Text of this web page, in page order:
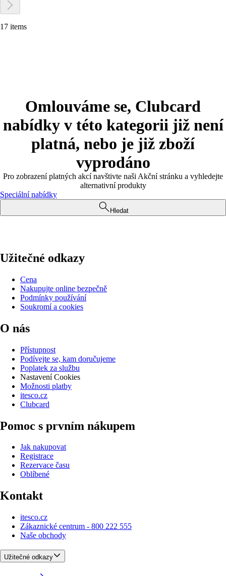
17 items
Omlouváme se, Clubcard
nabídky v této kategorii již není
platná, nebo je již zboží
vyprodáno
Pro zobrazení platných akcí navštivte naši Akční stránku a vyhledejte
alternativní produkty
Speciální nabídky
Hledat
Užitečné odkazy
Cena
Nakupujte online bezpečně
Podmínky používání
Soukromí a cookies
O nás
Přístupnost
Podívejte se, kam doručujeme
Poplatek za službu
Nastavení Cookies
Možnosti platby
itesco.cz
Clubcard
Pomoc s prvním nákupem
Jak nakupovat
Registrace
Rezervace času
Oblíbené
Kontakt
itesco.cz
Zákaznické centrum - 800 222 555
Naše obchody
Užitečné odkazy